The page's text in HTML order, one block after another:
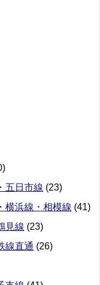
五日市線 (23)
横浜線・相模線 (41)
見線 (23)
線直通 (26)